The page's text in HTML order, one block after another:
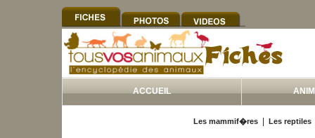
ACCUEIL
Les mammif�res| Les reptiles